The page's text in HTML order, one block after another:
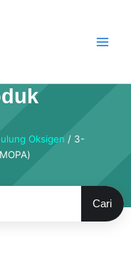
Oksigen / 3-
Cari